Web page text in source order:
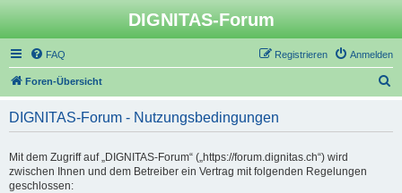
DIGNITAS-Forum
FAQ Anmelden
Registrieren
Foren-Übersicht
DIGNITAS-Forum - Nutzungsbedingungen
Mit dem Zugriff auf „DIGNITAS-Forum“ („https://forum.dignitas.ch“) wird
zwischen Ihnen und dem Betreiber ein Vertrag mit folgenden Regelungen
geschlossen: